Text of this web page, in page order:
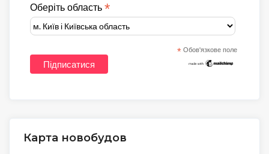
Оберіть область *
* Обов'язкове поле
Карта новобудов